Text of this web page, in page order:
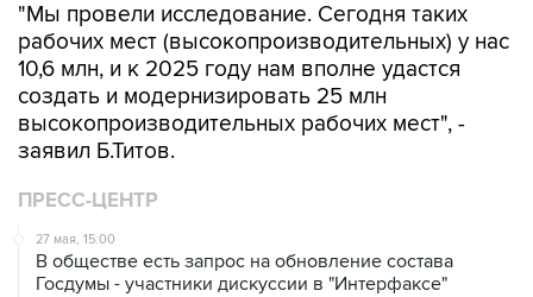
"Мы провели исследование. Сегодня таких
рабочих мест (высокопроизводительных) у нас
10,6 млн, и к 2025 году нам вполне удастся
создать и модернизировать 25 млн
высокопроизводительных рабочих мест", -
заявил Б.Титов.
ПРЕСС-ЦЕНТР
27 мая, 15:00
В обществе есть запрос на обновление состава
Госдумы - участники дискуссии в "Интерфаксе"